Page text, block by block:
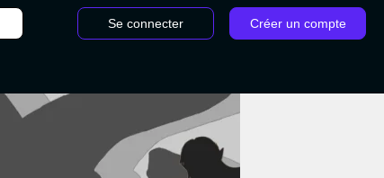
Se connecter Créer un compte